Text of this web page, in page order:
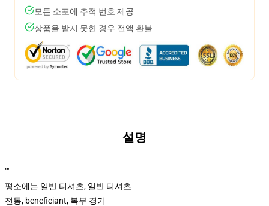
모든 소포에 추적 번호 제공
상품을 받지 못한 경우 전액 환불
설명
""
평소에는 일반 티셔츠, 일반 티셔츠
전통, beneficiant, 복부 경기